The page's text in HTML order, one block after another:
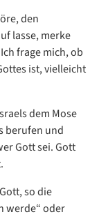
den
lasse, merke
frage mich, ob
ist, vielleicht
dem Mose
berufen und
Gott sei. Gott
so die
werde“ oder